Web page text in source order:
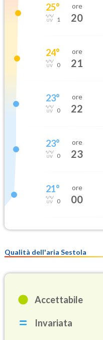
25°
1
ore
20
24°
0
ore
21
23°
0
ore
22
23°
0
ore
23
21°
0
ore
00
Qualità dell'aria Sestola
Accettabile
Invariata